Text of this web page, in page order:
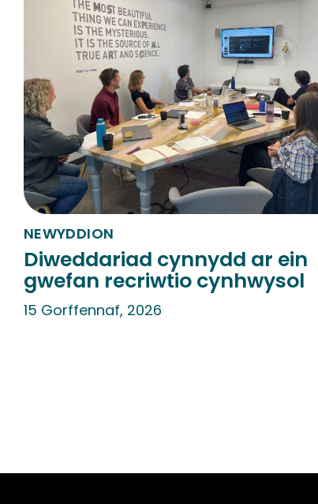
NEWYDDION
Diweddariad cynnydd ar ein
gwefan recriwtio cynhwysol
15 Gorffennaf, 2026